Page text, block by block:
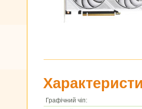
Графічний чіп: